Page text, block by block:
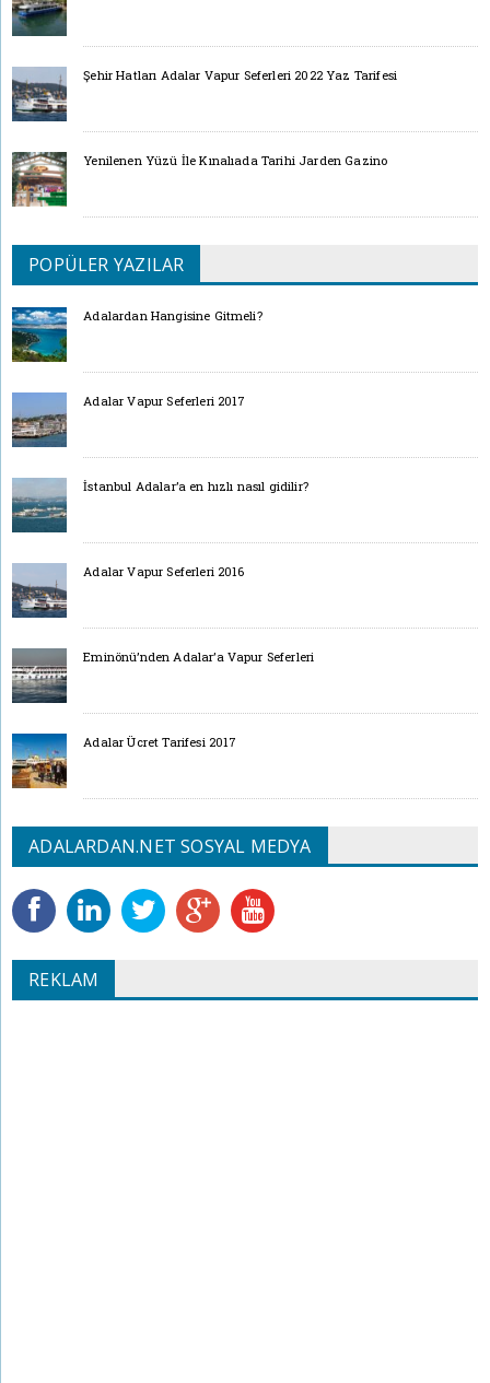
Şehir Hatları Adalar Vapur Seferleri 2022 Yaz Tarifesi
Yenilenen Yüzü İle Kınalıada Tarihi Jarden Gazino
POPÜLER YAZILAR
Adalardan Hangisine Gitmeli?
Adalar Vapur Seferleri 2017
İstanbul Adalar’a en hızlı nasıl gidilir?
Adalar Vapur Seferleri 2016
Eminönü’nden Adalar’a Vapur Seferleri
Adalar Ücret Tarifesi 2017
ADALARDAN.NET SOSYAL MEDYA
REKLAM